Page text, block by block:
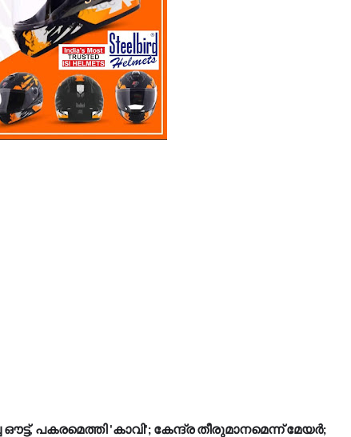
പകരമെത്തി 'കാവി'; കേന്ദ്ര തീരുമാനമെന്ന് മേയർ;